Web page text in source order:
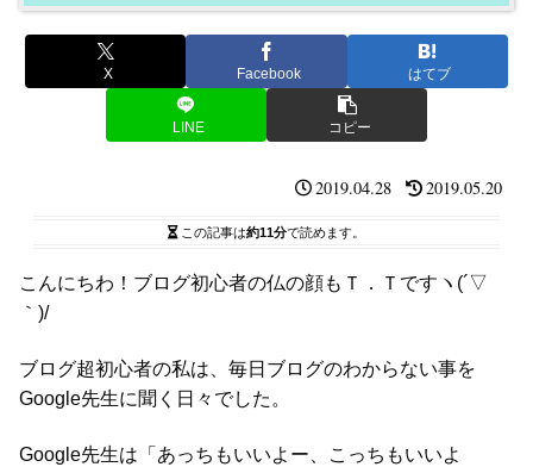
X Facebook はてブ
LINE コピー
2019.04.28 2019.05.20
この記事は約11分で読めます。
こんにちわ！ブログ初心者の仏の顔もＴ．Ｔですヽ(´▽
｀)/
ブログ超初心者の私は、毎日ブログのわからない事を
Google先生に聞く日々でした。
Google先生は「あっちもいいよー、こっちもいいよ